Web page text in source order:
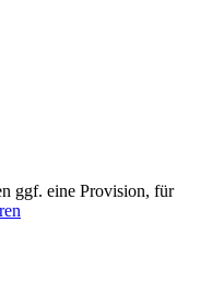
ggf. eine Provision, für